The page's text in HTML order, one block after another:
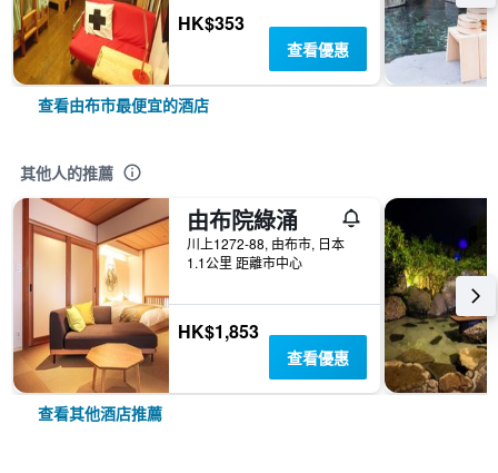
HK$353
查看優惠
查看由布市最便宜的酒店
其他人的推薦
由布院綠涌
川上1272-88, 由布市, 日本
1.1公里 距離市中心
HK$1,853
查看優惠
查看其他酒店推薦